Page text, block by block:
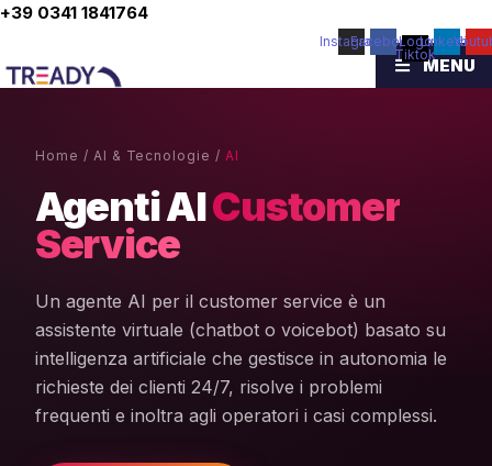
Vai
contenuto
+39 0341 1841764
InstagramFacebookLogo
Tiktok
Linkedin
MENU
Home / AI & Tecnologie /AI
Agenti AICustomer
Service
Un agente AI per il customer service è un
assistente virtuale (chatbot o voicebot) basato su
intelligenza artificiale che gestisce in autonomia le
richieste dei clienti 24/7, risolve i problemi
frequenti e inoltra agli operatori i casi complessi.